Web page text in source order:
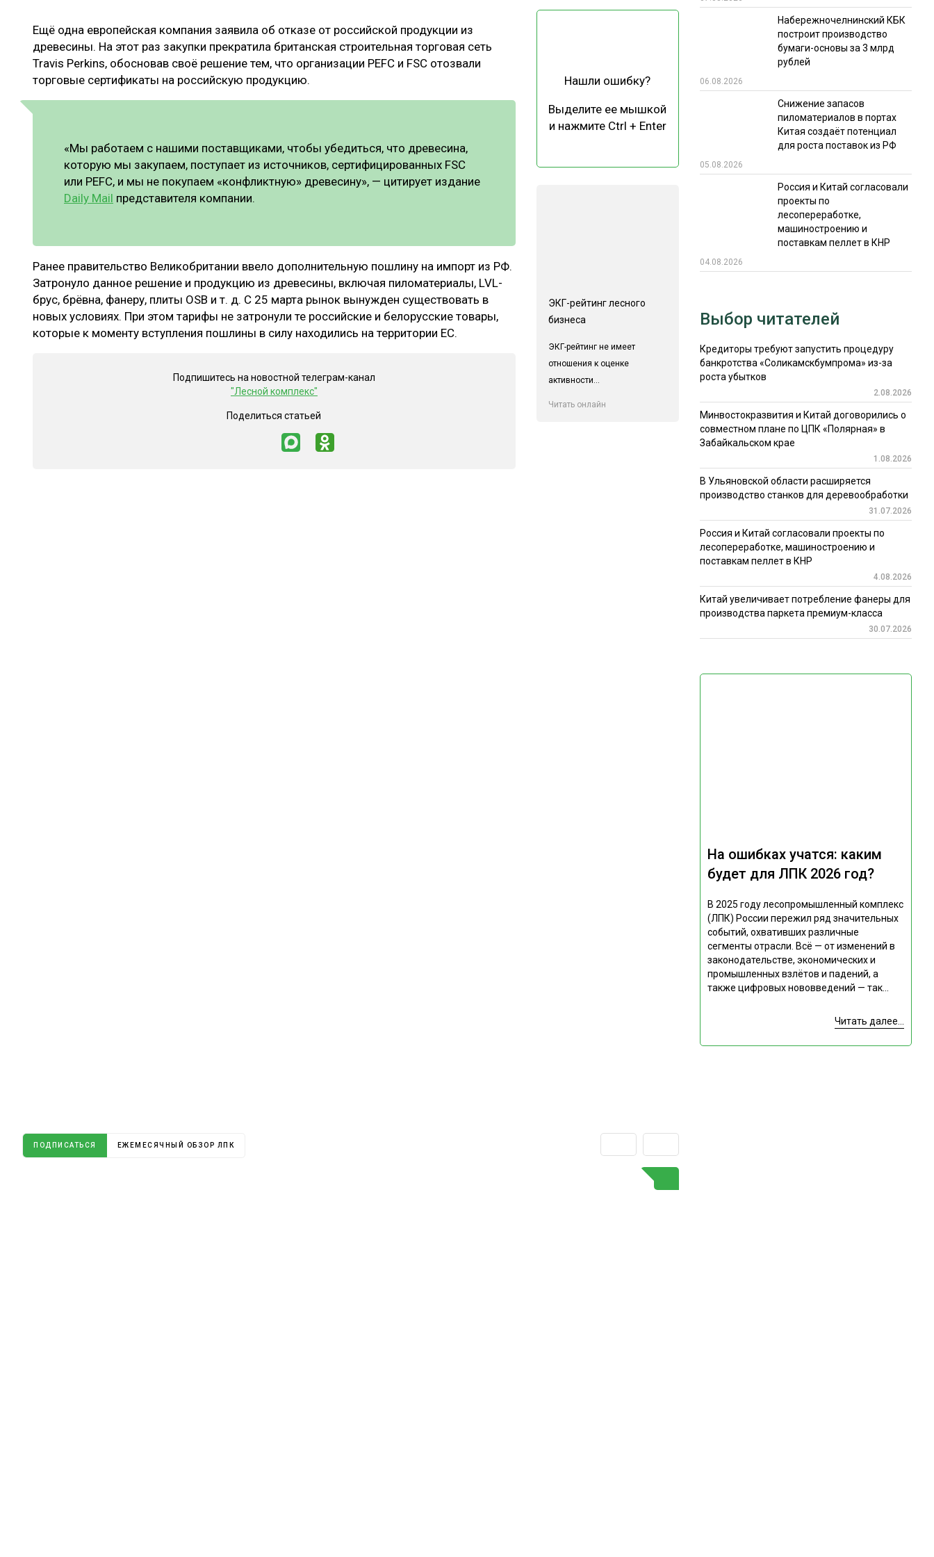
ЛОГИСТИКА
ПРОИЗВОДСТВО ДРЕВЕСНЫХ ПЛИТ
ЦБП
МЕБЕЛЬНОЕ ПРОИЗВОДСТВО ТЕХНОЛОГИИ
КАЛЕНДАРЬ ВЫСТАВОК ИТОГИ МЕРОПРИЯТИЙ
Ещё одна европейская компания заявила об отказе от российской продукции из
древесины. На этот раз закупки прекратила британская строительная торговая сеть
Travis Perkins, обосновав своё решение тем, что организации PEFC и FSC отозвали
торговые сертификаты на российскую продукцию.
«Мы работаем с нашими поставщиками, чтобы убедиться, что древесина,
которую мы закупаем, поступает из источников, сертифицированных FSC
или PEFC, и мы не покупаем «конфликтную» древесину», — цитирует издание
Daily Mail представителя компании.
Ранее правительство Великобритании ввело дополнительную пошлину на импорт из РФ.
Затронуло данное решение и продукцию из древесины, включая пиломатериалы, LVL-
брус, брёвна, фанеру, плиты OSB и т. д. С 25 марта рынок вынужден существовать в
новых условиях. При этом тарифы не затронули те российские и белорусские товары,
которые к моменту вступления пошлины в силу находились на территории ЕС.
Подпишитесь на новостной телеграм-канал
"Лесной комплекс"
Поделиться статьей
Нашли ошибку?
Выделите ее мышкой
и нажмите Ctrl + Enter
ЭКГ-рейтинг лесного
бизнеса
ЭКГ-рейтинг не имеет
отношения к оценке
активности...
Читать онлайн
Набережночелнинский КБК
построит производство
бумаги-основы за 3 млрд
рублей
06.08.2026
Снижение запасов
пиломатериалов в портах
Китая создаёт потенциал
для роста поставок из РФ
05.08.2026
Россия и Китай согласовали
проекты по
лесопереработке,
машиностроению и
поставкам пеллет в КНР
04.08.2026
На ошибках учатся: каким
будет для ЛПК 2026 год?
В 2025 году лесопромышленный комплекс
(ЛПК) России пережил ряд значительных
событий, охвативших различные
сегменты отрасли. Всё — от изменений в
законодательстве, экономических и
промышленных взлётов и падений, а
также цифровых нововведений — так...
Читать далее...
ПОДПИСАТЬСЯ ЕЖЕМЕСЯЧНЫЙ ОБЗОР ЛПК
Выбор читателей
Кредиторы требуют запустить процедуру
банкротства «Соликамскбумпрома» из-за
роста убытков
2.08.2026
Минвостокразвития и Китай договорились о
совместном плане по ЦПК «Полярная» в
Забайкальском крае
1.08.2026
В Ульяновской области расширяется
производство станков для деревообработки
31.07.2026
Россия и Китай согласовали проекты по
лесопереработке, машиностроению и
поставкам пеллет в КНР
4.08.2026
Китай увеличивает потребление фанеры для
производства паркета премиум-класса
30.07.2026